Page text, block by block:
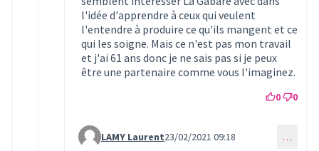
l'idée d'apprendre à ceux qui veulent
l'entendre à produire ce qu'ils mangent et ce
qui les soigne. Mais ce n'est pas mon travail
et j'ai 61 ans donc je ne sais pas si je peux
être une partenaire comme vous l'imaginez.
0 0
Commentaire 303 (réponse au commentaire 240)
LAMY Laurent23/02/2021 09:18 …